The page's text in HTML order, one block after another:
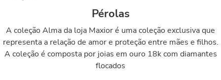
Pérolas
A coleção Alma da loja Maxior é uma coleção exclusiva que
representa a relação de amor e proteção entre mães e filhos.
A coleção é composta por joias em ouro 18k com diamantes
flocados